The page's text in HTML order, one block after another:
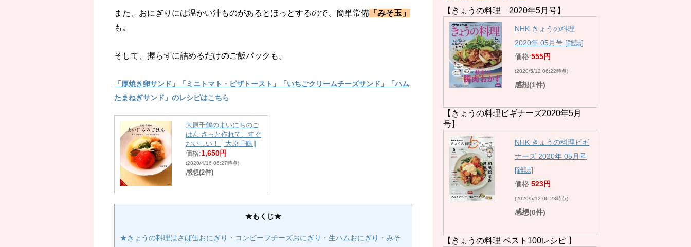
また、おにぎりには温かい汁ものがあるとほっとするので、簡単常備 「みそ玉」
も。
そして、握らずに詰めるだけのご飯パックも。
「厚焼き卵サンド」「ミニトマト・ピザトースト」「いちごクリームチーズサンド」「ハム
たまねぎサンド」のレシピはこちら
大原千鶴のまいにちのご
はん さっと作れて、すぐ
おいしい！ [ 大原千鶴 ]
価格:1,650円
(2020/4/16 06:27時点)
感想(2件)
★もくじ★
★きょうの料理はさば缶おにぎり・コンビーフチーズおにぎり・生ハムおにぎり・みそ
【きょうの料理 2020年5月号】
NHK きょうの料理
2020年 05月号 [雑誌]
価格:555円
(2020/5/12 06:22時点)
感想(1件)
【きょうの料理ビギナーズ2020年5月
号】
NHK きょうの料理ビギ
ナーズ 2020年 05月号
[雑誌]
価格:523円
(2020/5/12 06:23時点)
感想(0件)
【きょうの料理 ベスト100レシピ 】